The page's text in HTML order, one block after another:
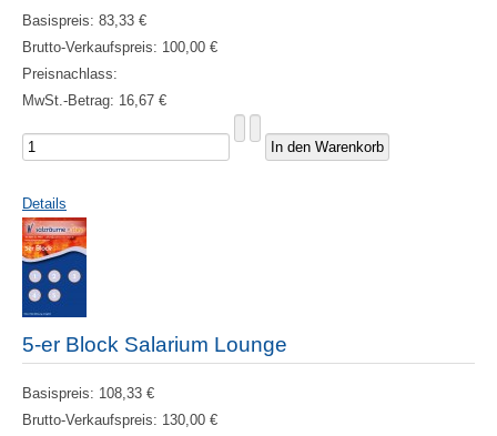
Basispreis: 83,33 €
Brutto-Verkaufspreis: 100,00 €
Preisnachlass:
MwSt.-Betrag: 16,67 €
Details
5-er Block Salarium Lounge
Basispreis: 108,33 €
Brutto-Verkaufspreis: 130,00 €